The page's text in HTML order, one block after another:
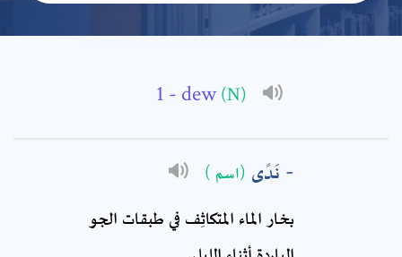
- dew(N)
نَدًى (اسم )
بخار الماء المتكاثِف في طبقات الجو
Comment: *